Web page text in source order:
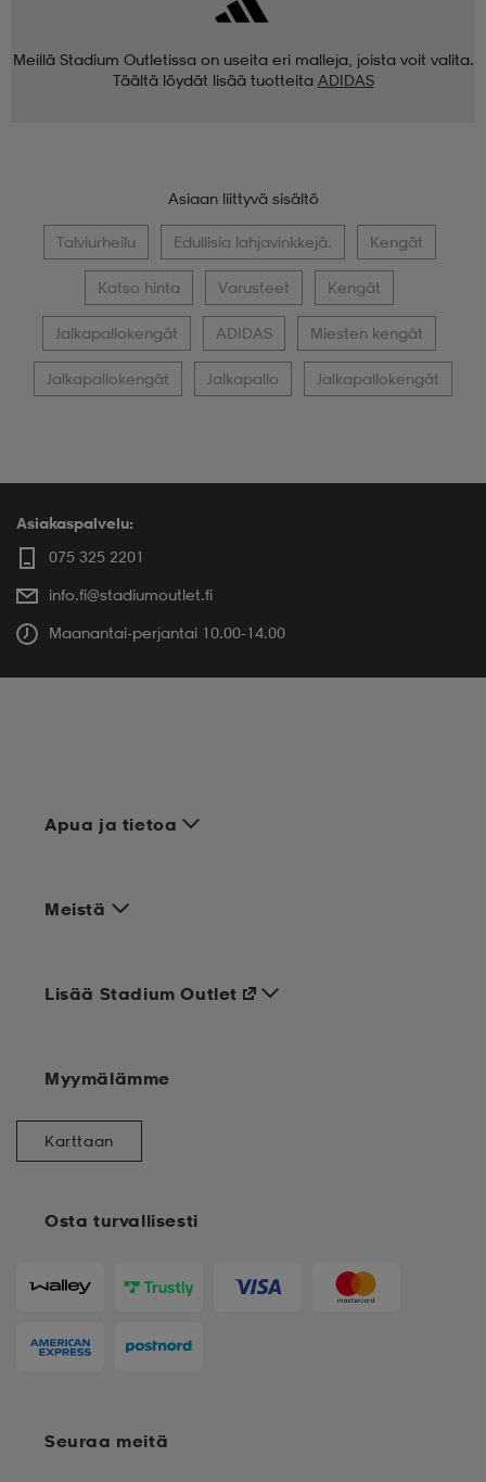
Meillä Stadium Outletissa on useita eri malleja, joista voit valita.
Täältä löydät lisää tuotteita ADIDAS
Asiaan liittyvä sisältö
Talviurheilu Edullisia lahjavinkkejä. Kengät
Katso hinta Varusteet Kengät
Jalkapallokengät ADIDAS Miesten kengät
Jalkapallokengät Jalkapallo Jalkapallokengät
Asiakaspalvelu:
075 325 2201
info.fi@stadiumoutlet.fi
Maanantai-perjantai 10.00-14.00
Apua ja tietoa
Meistä
Osta turvallisesti
Lisää Stadium Outlet
Myymälämme
Karttaan
Seuraa meitä